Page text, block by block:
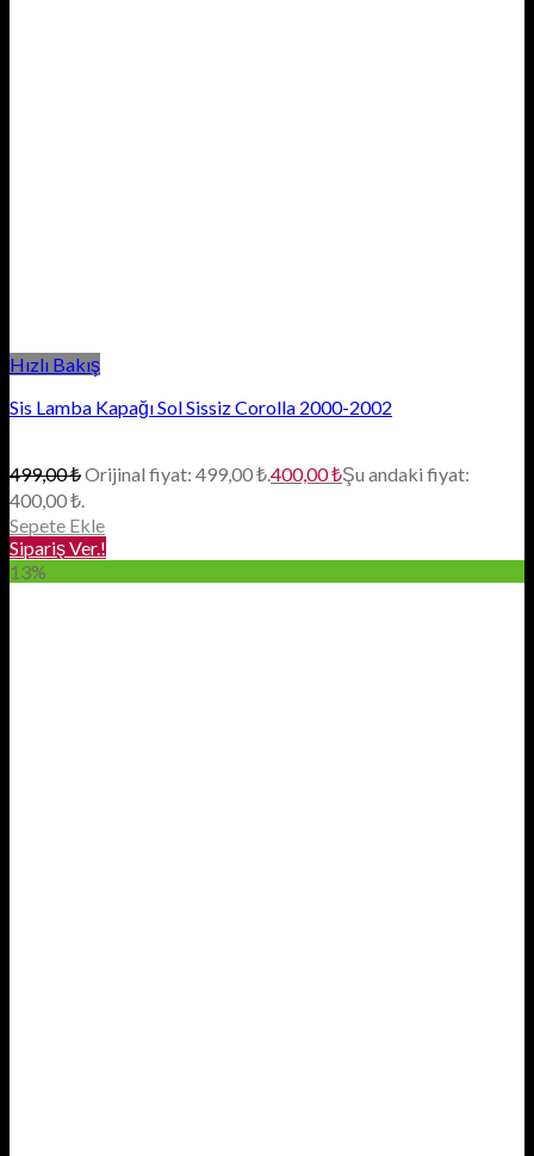
Hızlı Bakış
Sis Lamba Kapağı Sol Sissiz Corolla 2000-2002
499,00₺Orijinal fiyat: 499,00 ₺.400,00₺Şu andaki fiyat:
400,00 ₺.
Sepete Ekle
Sipariş Ver.!
13%